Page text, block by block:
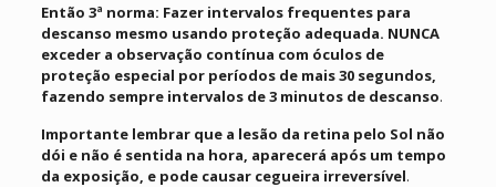
Então 3ª norma: Fazer intervalos frequentes para
descanso mesmo usando proteção adequada. NUNCA
exceder a observação contínua com óculos de
proteção especial por períodos de mais 30 segundos,
fazendo sempre intervalos de 3 minutos de descanso.
Importante lembrar que a lesão da retina pelo Sol não
dói e não é sentida na hora, aparecerá após um tempo
da exposição, e pode causar cegueira irreversível.